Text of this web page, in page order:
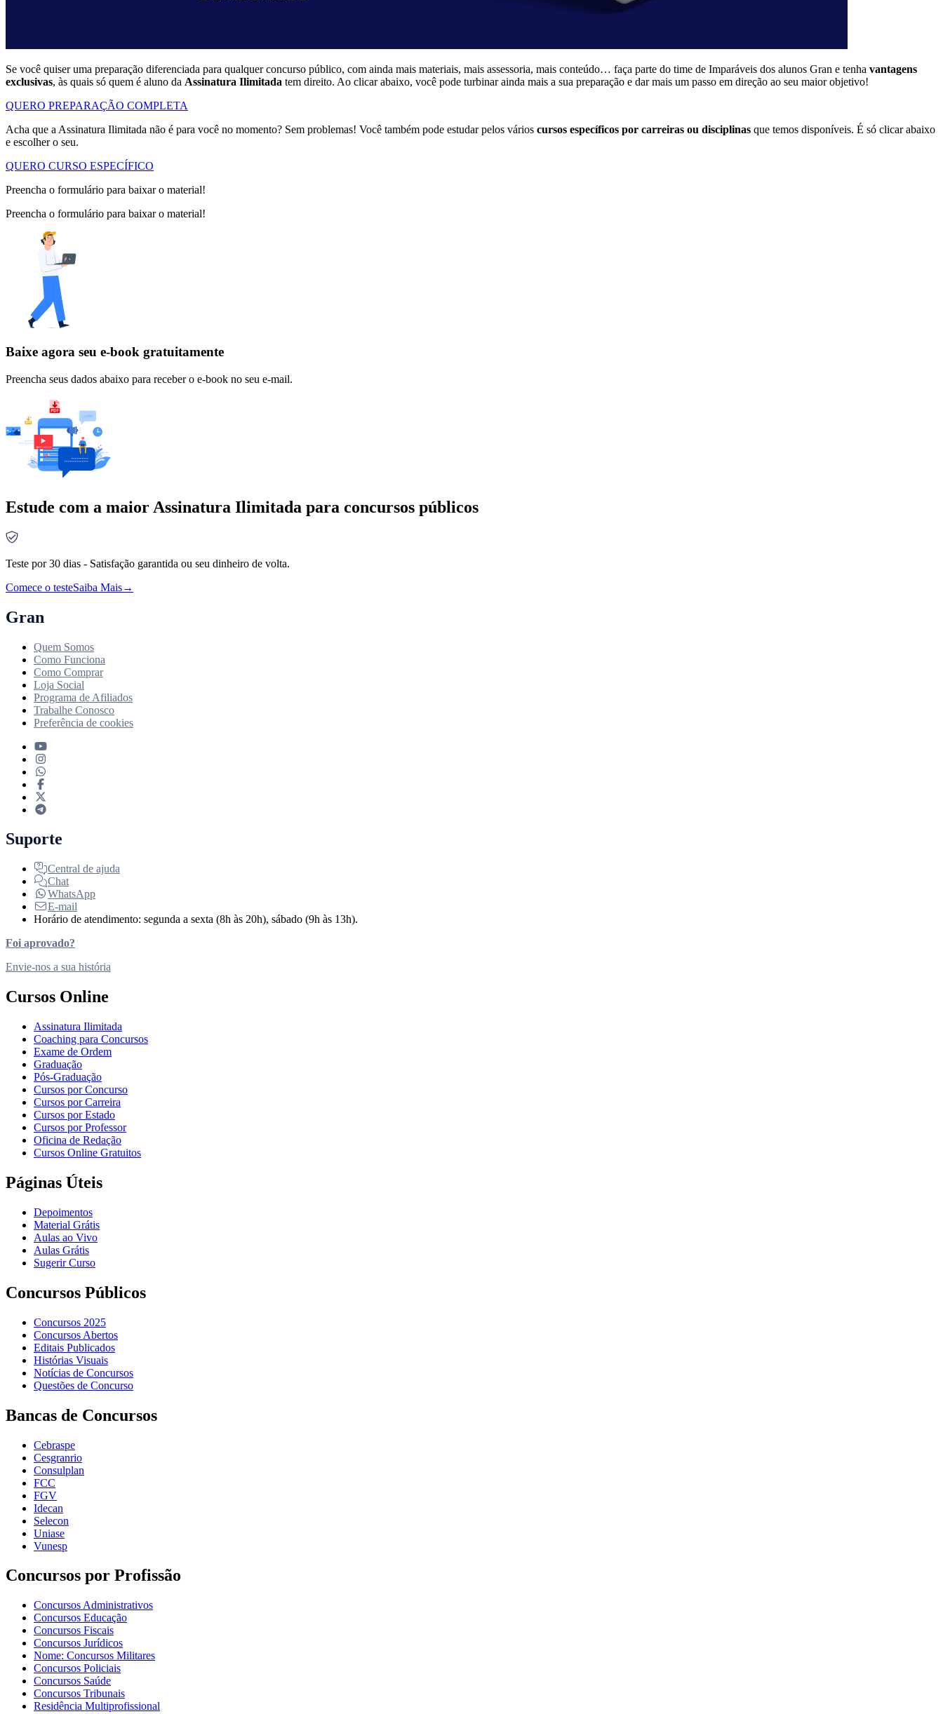
Se você quiser uma preparação diferenciada para qualquer concurso público, com ainda mais materiais, mais assessoria, mais conteúdo… faça parte do time de Imparáveis dos alunos Gran e tenha vantagens
exclusivas, às quais só quem é aluno da Assinatura Ilimitada tem direito. Ao clicar abaixo, você pode turbinar ainda mais a sua preparação e dar mais um passo em direção ao seu maior objetivo!
QUERO PREPARAÇÃO COMPLETA
Acha que a Assinatura Ilimitada não é para você no momento? Sem problemas! Você também pode estudar pelos vários cursos específicos por carreiras ou disciplinas que temos disponíveis. É só clicar abaixo
e escolher o seu.
QUERO CURSO ESPECÍFICO
Preencha o formulário para baixar o material!
Preencha o formulário para baixar o material!
Baixe agora seu e-book gratuitamente
Preencha seus dados abaixo para receber o e-book no seu e-mail.
Estude com a maior Assinatura Ilimitada para concursos públicos
Teste por 30 dias - Satisfação garantida ou seu dinheiro de volta.
Comece o testeSaiba Mais→
Gran
Quem Somos
Como Funciona
Como Comprar
Loja Social
Programa de Afiliados
Trabalhe Conosco
Preferência de cookies
Suporte
Central de ajuda
Chat
WhatsApp
E-mail
Horário de atendimento: segunda a sexta (8h às 20h), sábado (9h às 13h).
Foi aprovado?
Envie-nos a sua história
Cursos Online
Assinatura Ilimitada
Coaching para Concursos
Exame de Ordem
Graduação
Pós-Graduação
Cursos por Concurso
Cursos por Carreira
Cursos por Estado
Cursos por Professor
Oficina de Redação
Cursos Online Gratuitos
Páginas Úteis
Depoimentos
Material Grátis
Aulas ao Vivo
Aulas Grátis
Sugerir Curso
Concursos Públicos
Concursos 2025
Concursos Abertos
Editais Publicados
Histórias Visuais
Notícias de Concursos
Questões de Concurso
Bancas de Concursos
Cebraspe
Cesgranrio
Consulplan
FCC
FGV
Idecan
Selecon
Uniase
Vunesp
Concursos por Profissão
Concursos Administrativos
Concursos Educação
Concursos Fiscais
Concursos Jurídicos
Nome: Concursos Militares
Concursos Policiais
Concursos Saúde
Concursos Tribunais
Residência Multiprofissional